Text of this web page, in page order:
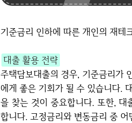
기준금리 인하에 따른 개인의 재
대출 활용 전략
주택담보대출의 경우, 기준금리가
에게 좋은 기회가 될 수 있습니다.
을 찾는 것이 중요합니다. 또한,
합니다. 고정금리와 변동금리 중